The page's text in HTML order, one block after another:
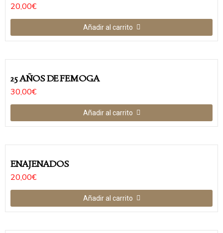
20,00€
Añadir al carrito
25 AÑOS DE FEMOGA
30,00€
Añadir al carrito
ENAJENADOS
20,00€
Añadir al carrito